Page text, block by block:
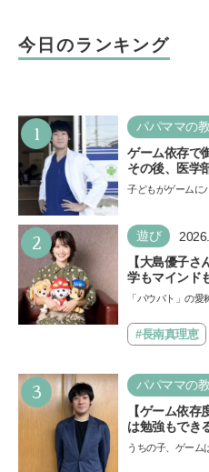
今日のランキング
1 パパママの
ゲーム依存で
その後、医学
「ゲームの経
える背景とは
子どもがゲームに
い…
2 遊び
【大島優子
学もマインド
声優をつとめ
イノ・ムービ
できると子ど
「パウパト」の愛
ザ…#長南真理恵
3 パパママの
【ゲーム依
は勉強もでき
師・阿部智史
で勝つための
うちの子、ゲーム